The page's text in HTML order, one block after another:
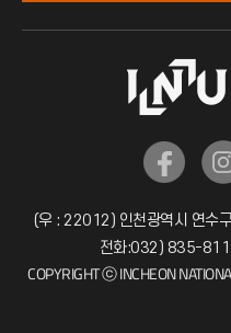
(우 : 22012) 인천광역시 연수
전화:032) 835-
COPYRIGHT ⓒ INCHEON